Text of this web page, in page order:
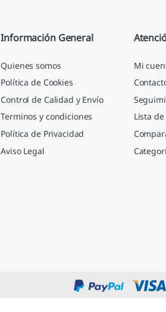
Información General
Quienes somos
Política de Cookies
Control de Calidad y Envío
Terminos y condiciones
Política de Privacidad
Aviso Legal
Mi
Lista